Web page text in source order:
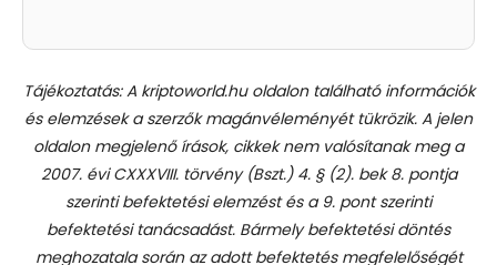
Tájékoztatás: A kriptoworld.hu oldalon található információk
és elemzések a szerzők magánvéleményét tükrözik. A jelen
oldalon megjelenő írások, cikkek nem valósítanak meg a
2007. évi CXXXVIII. törvény (Bszt.) 4. § (2). bek 8. pontja
szerinti befektetési elemzést és a 9. pont szerinti
befektetési tanácsadást. Bármely befektetési döntés
meghozatala során az adott befektetés megfelelőségét